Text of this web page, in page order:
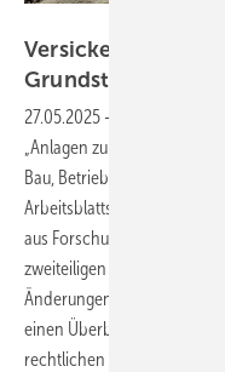
Versickerung von
Grundstücken –
27.05.2025 -
„Anlagen zur Versickerung
Bau, Betrieb“ als
Arbeitsblatts vom April 2005
aus Forschung und Praxis
zweiteiligen Beitrag stellt
Änderungen des
einen Überblick zu den
rechtlichen Grundlagen für